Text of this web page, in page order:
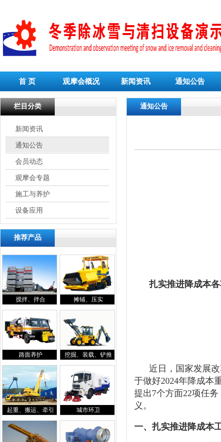
首 页 观摩会概况 新闻资讯 通知公告
栏目分类
新闻资讯
通知公告
会员动态
观摩会专题
施工与养护
设备应用
推荐产品
搅拌、拌合 摊铺、压实
路面养护 挖掘、装载、铲推
起重、搬运、牵引 城市环卫
通知公告
扎实推进降成本各
近日，国家发展改
于做好2024年降成本
提出7个方面22项任
义。
一、扎实推进降成本